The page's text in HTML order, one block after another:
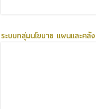
ระบบกลุ่มนโยบาย แผนและคลัง